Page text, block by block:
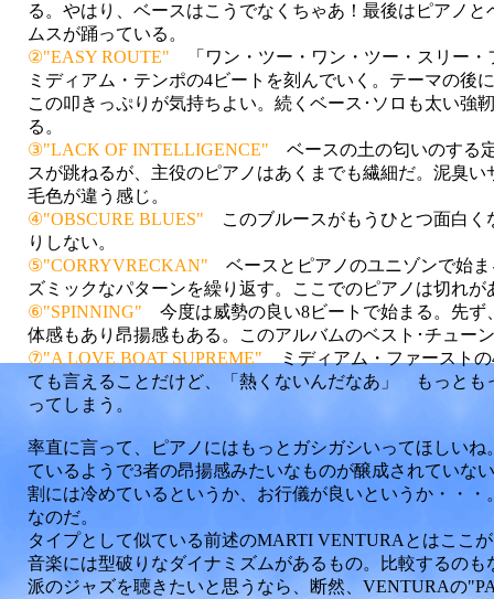
る。やはり、ベースはこうでなくちゃあ！最後はピアノ
ムスが踊っている。
②"EASY ROUTE"
「ワン・ツー・ワン・ツー・スリー
ミディアム・テンポの4ビートを刻んでいく。テーマの後
この叩きっぷりが気持ちよい。続くベース･ソロも太い強
る。
③"LACK OF INTELLIGENCE" ベースの土の匂いのする
スが跳ねるが、主役のピアノはあくまでも繊細だ。泥臭
毛色が違う感じ。
④"OBSCURE BLUES"
このブルースがもうひとつ面白
りしない。
⑤"CORRYVRECKAN" ベースとピアノのユニゾンで始
ズミックなパターンを繰り返す。ここでのピアノは切れが
⑥"SPINNING" 今度は威勢の良い8ビートで始まる。先
体感もあり昂揚感もある。
このアルバムのベスト･チュー
⑦"A LOVE BOAT SUPREME"
ミディアム・ファースト
ても言えることだけど、「熱くないんだなあ」 もっとも
ってしまう。
率直に言って、ピアノにはもっとガシガシいってほしい
ているようで3者の昂揚感みたいなものが醸成されていな
割には冷めているというか、お行儀が良いというか・・
なのだ。
タイプとして似ている前述のMARTI VENTURAとはここ
音楽には型破りなダイナミズムがあるもの。比較するの
派のジャズを聴きたいと思うなら、断然、VENTURAの